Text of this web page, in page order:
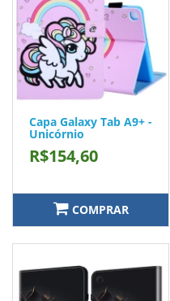
Capa Galaxy Tab A9+ -
Unicórnio
R$154,60
COMPRAR